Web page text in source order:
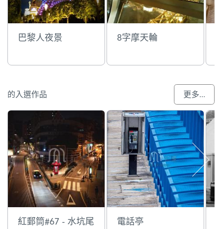
巴黎人夜景 8字摩天輪
的入選作品 更多...
紅郵筒#67 - 水坑尾
電話亭